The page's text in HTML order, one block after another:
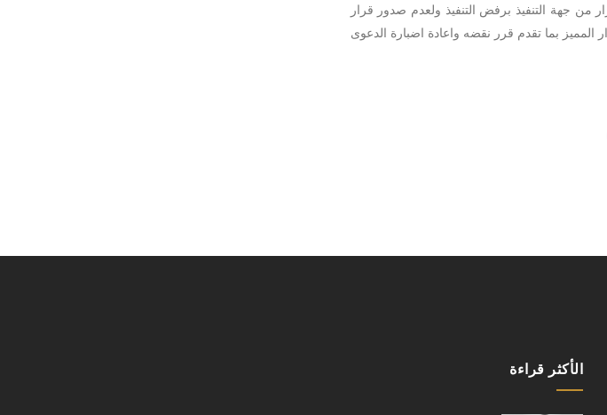
من جهة التنفيذ برفض التنفيذ ولعدم صدور قرار
المميز بما تقدم قرر نقضه واعادة اضبارة الدعوى
الأكثر قراءة